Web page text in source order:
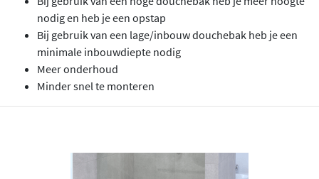
nodig en heb je een opstap
Bij gebruik van een lage/inbouw douchebak heb je een
minimale inbouwdiepte nodig
Meer onderhoud
Minder snel te monteren